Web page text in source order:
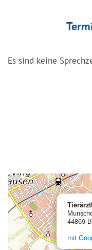
Es sind keine
44869
mit